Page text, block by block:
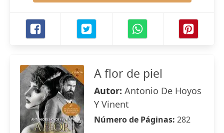
A flor de piel
Autor: Antonio De Hoyos
Y Vinent
Número de Páginas: 282